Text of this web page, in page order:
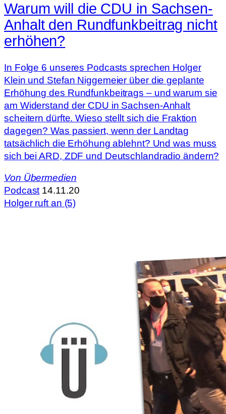
Warum will die CDU in Sachsen-
Anhalt den Rundfunkbeitrag nicht
erhöhen?
In Folge 6 unseres Podcasts sprechen Holger
Klein und Stefan Niggemeier über die geplante
Erhöhung des Rundfunkbeitrags – und warum sie
am Widerstand der CDU in Sachsen-Anhalt
scheitern dürfte. Wieso stellt sich die Fraktion
dagegen? Was passiert, wenn der Landtag
tatsächlich die Erhöhung ablehnt? Und was muss
sich bei ARD, ZDF und Deutschlandradio ändern?
Von Übermedien
Podcast 14.11.20
Holger ruft an (5)